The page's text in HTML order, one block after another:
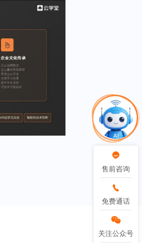
售前咨询
免费通话
关注公众号
售前咨询
免费通话
关注公众号